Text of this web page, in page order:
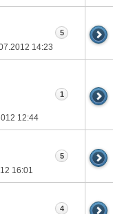
14:23
5
12:44
1
16:01
5
4